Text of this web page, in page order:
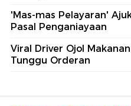
'Mas-mas Pelayaran'
Pasal Penganiayaan
Viral Driver Ojol
Tunggu Orderan